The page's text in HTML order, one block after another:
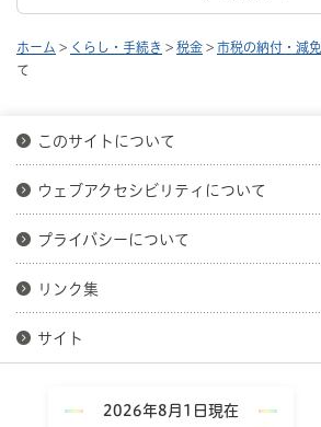
ホーム > くらし・手続き > 税金 > 市税の納付・減免
て
このサイトについて
ウェブアクセシビリティについて
プライバシーについて
リンク集
サイト
2026年8月1日現在